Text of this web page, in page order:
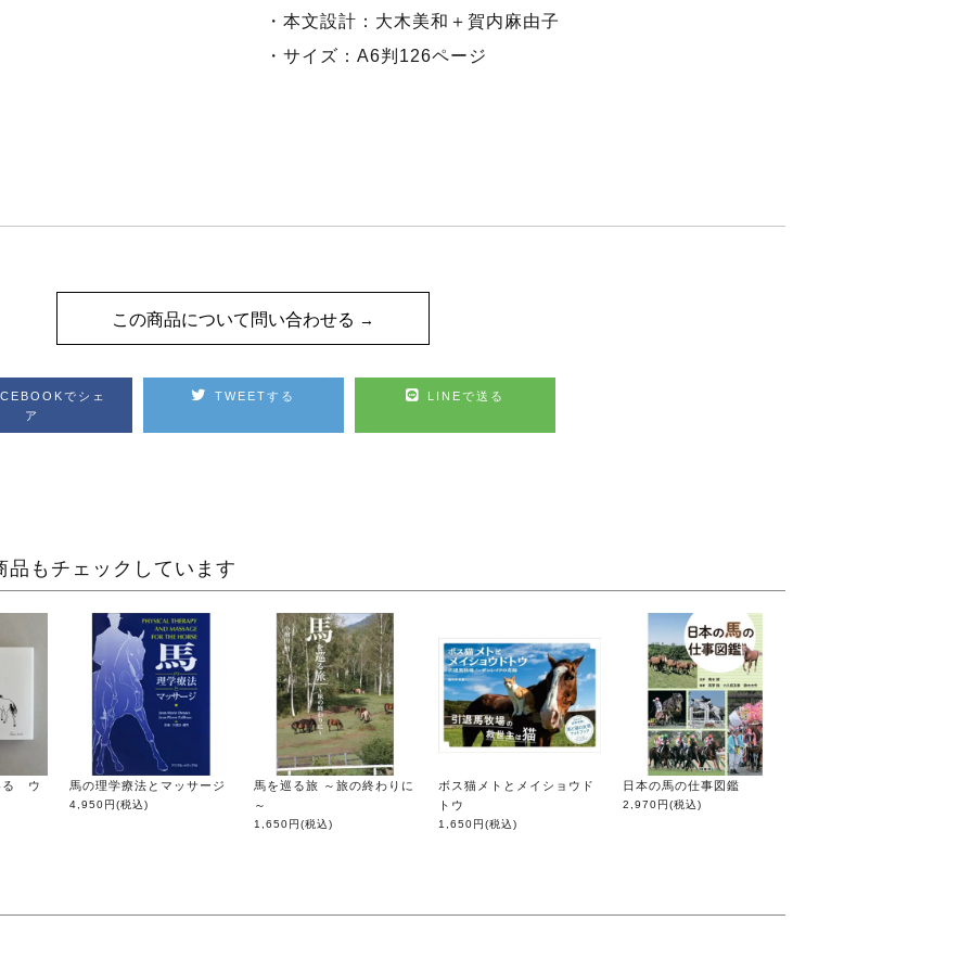
・本文設計：大木美和＋賀内麻由子
・サイズ：A6判126ページ
この商品について問い合わせる
でシェ
ア
TWEETする LINEで送る
もチェックしています
る ウ 馬の理学療法とマッサージ
4,950円(税込)
馬を巡る旅 ～旅の終わりに
～
1,650円(税込)
ボス猫メトとメイショウド
トウ
1,650円(税込)
日本の馬の仕事図鑑
2,970円(税込)